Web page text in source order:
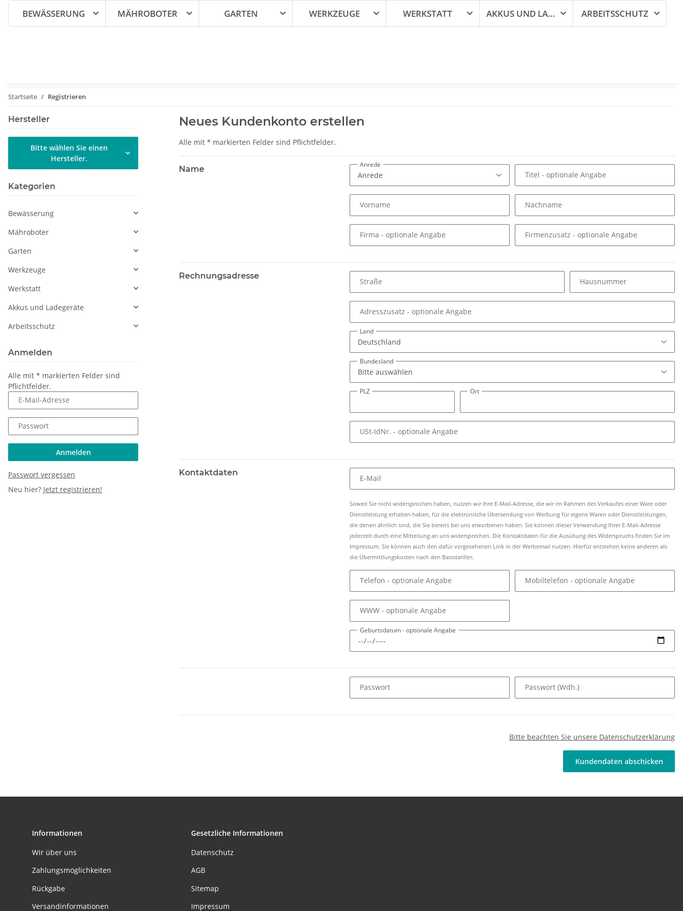
BEWÄSSERUNG MÄHROBOTER GARTEN WERKZEUGE WERKSTATT AKKUS UND LADEGERÄTE ARBEITSSCHUTZ
Startseite Registrieren
Neues Kundenkonto erstellen
Alle mit * markierten Felder sind Pflichtfelder.
Name Anrede
Titel - optionale Angabe
Vorname Nachname
Firma - optionale Angabe Firmenzusatz - optionale Angabe
Rechnungsadresse
Straße Hausnummer
Adresszusatz - optionale Angabe
Land
Bundesland
PLZ Ort
USt-IdNr. - optionale Angabe
Kontaktdaten
E-Mail
Soweit Sie nicht widersprochen haben, nutzen wir Ihre E-Mail-Adresse, die wir im Rahmen des Verkaufes einer Ware oder
Dienstleistung erhalten haben, für die elektronische Übersendung von Werbung für eigene Waren oder Dienstleistungen,
die denen ähnlich sind, die Sie bereits bei uns erworbenen haben. Sie können dieser Verwendung Ihrer E-Mail-Adresse
jederzeit durch eine Mitteilung an uns widersprechen. Die Kontaktdaten für die Ausübung des Widerspruchs finden Sie im
Impressum. Sie können auch den dafür vorgesehenen Link in der Werbemail nutzen. Hierfür entstehen keine anderen als
die Übermittlungskosten nach den Basistarifen.
Telefon - optionale Angabe Mobiltelefon - optionale Angabe
WWW - optionale Angabe
Geburtsdatum- optionale Angabe
Passwort Passwort (Wdh.)
Bitte beachten Sie unsere Datenschutzerklärung
Kundendaten abschicken
Hersteller
Bitte wählen Sie einen
Hersteller.
Kategorien
Bewässerung
Mähroboter
Garten
Werkzeuge
Werkstatt
Akkus und Ladegeräte
Arbeitsschutz
Anmelden
Alle mit * markierten Felder sind
Pflichtfelder.
E-Mail-Adresse
Passwort
Anmelden
Passwort vergessen
Neu hier? Jetzt registrieren!
Informationen
Wir über uns
Zahlungsmöglichkeiten
Rückgabe
Versandinformationen
Gesetzliche Informationen
Datenschutz
AGB
Sitemap
Impressum